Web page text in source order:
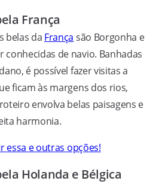
França
belas da França são Borgonha e
conhecidas de navio. Banhadas
é possível fazer visitas a
ficam às margens dos rios,
envolva belas paisagens e
harmonia.
essa e outras opções!
Holanda e Bélgica